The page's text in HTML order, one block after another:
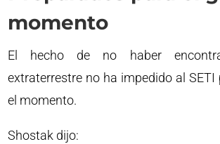
momento
El hecho de no haber
extraterrestre no ha impedido al SETI
el momento.
Shostak dijo: